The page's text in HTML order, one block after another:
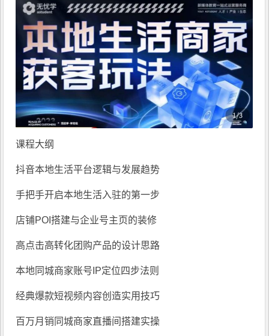
课程大纲
抖音本地生活平台逻辑与发展趋势
手把手开启本地生活入驻的第一步
店铺POI搭建与企业号主页的装修
高点击高转化团购产品的设计思路
本地同城商家账号IP定位四步法则
经典爆款短视频内容创造实用技巧
百万月销同城商家直播间搭建实操